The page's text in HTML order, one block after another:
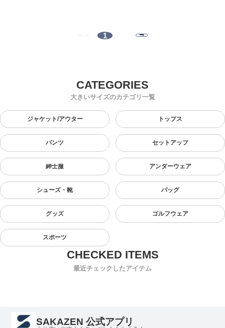
1
大きいサイズのカテゴリ一覧
ジャケット/アウター トップス
パンツ セットアップ
紳士服 アンダーウェア
シューズ・靴 バッグ
グッズ ゴルフウェア
スポーツ
最近チェックしたアイテム
SAKAZEN 公式アプリ